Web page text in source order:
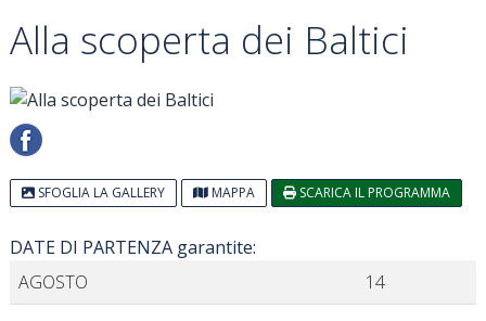
Alla scoperta dei Baltici
SFOGLIA LA GALLERY MAPPA SCARICA IL PROGRAMMA
DATE DI PARTENZA garantite:
AGOSTO
14